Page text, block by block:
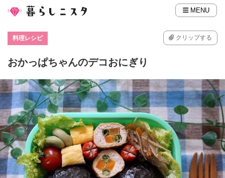
MENU
料理レシピ クリップする
おかっぱちゃんのデコおにぎり